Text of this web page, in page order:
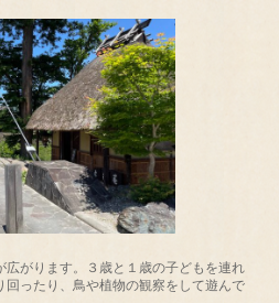
がります。３歳と１歳の子どもを連れ
ったり、鳥や植物の観察をして遊んで